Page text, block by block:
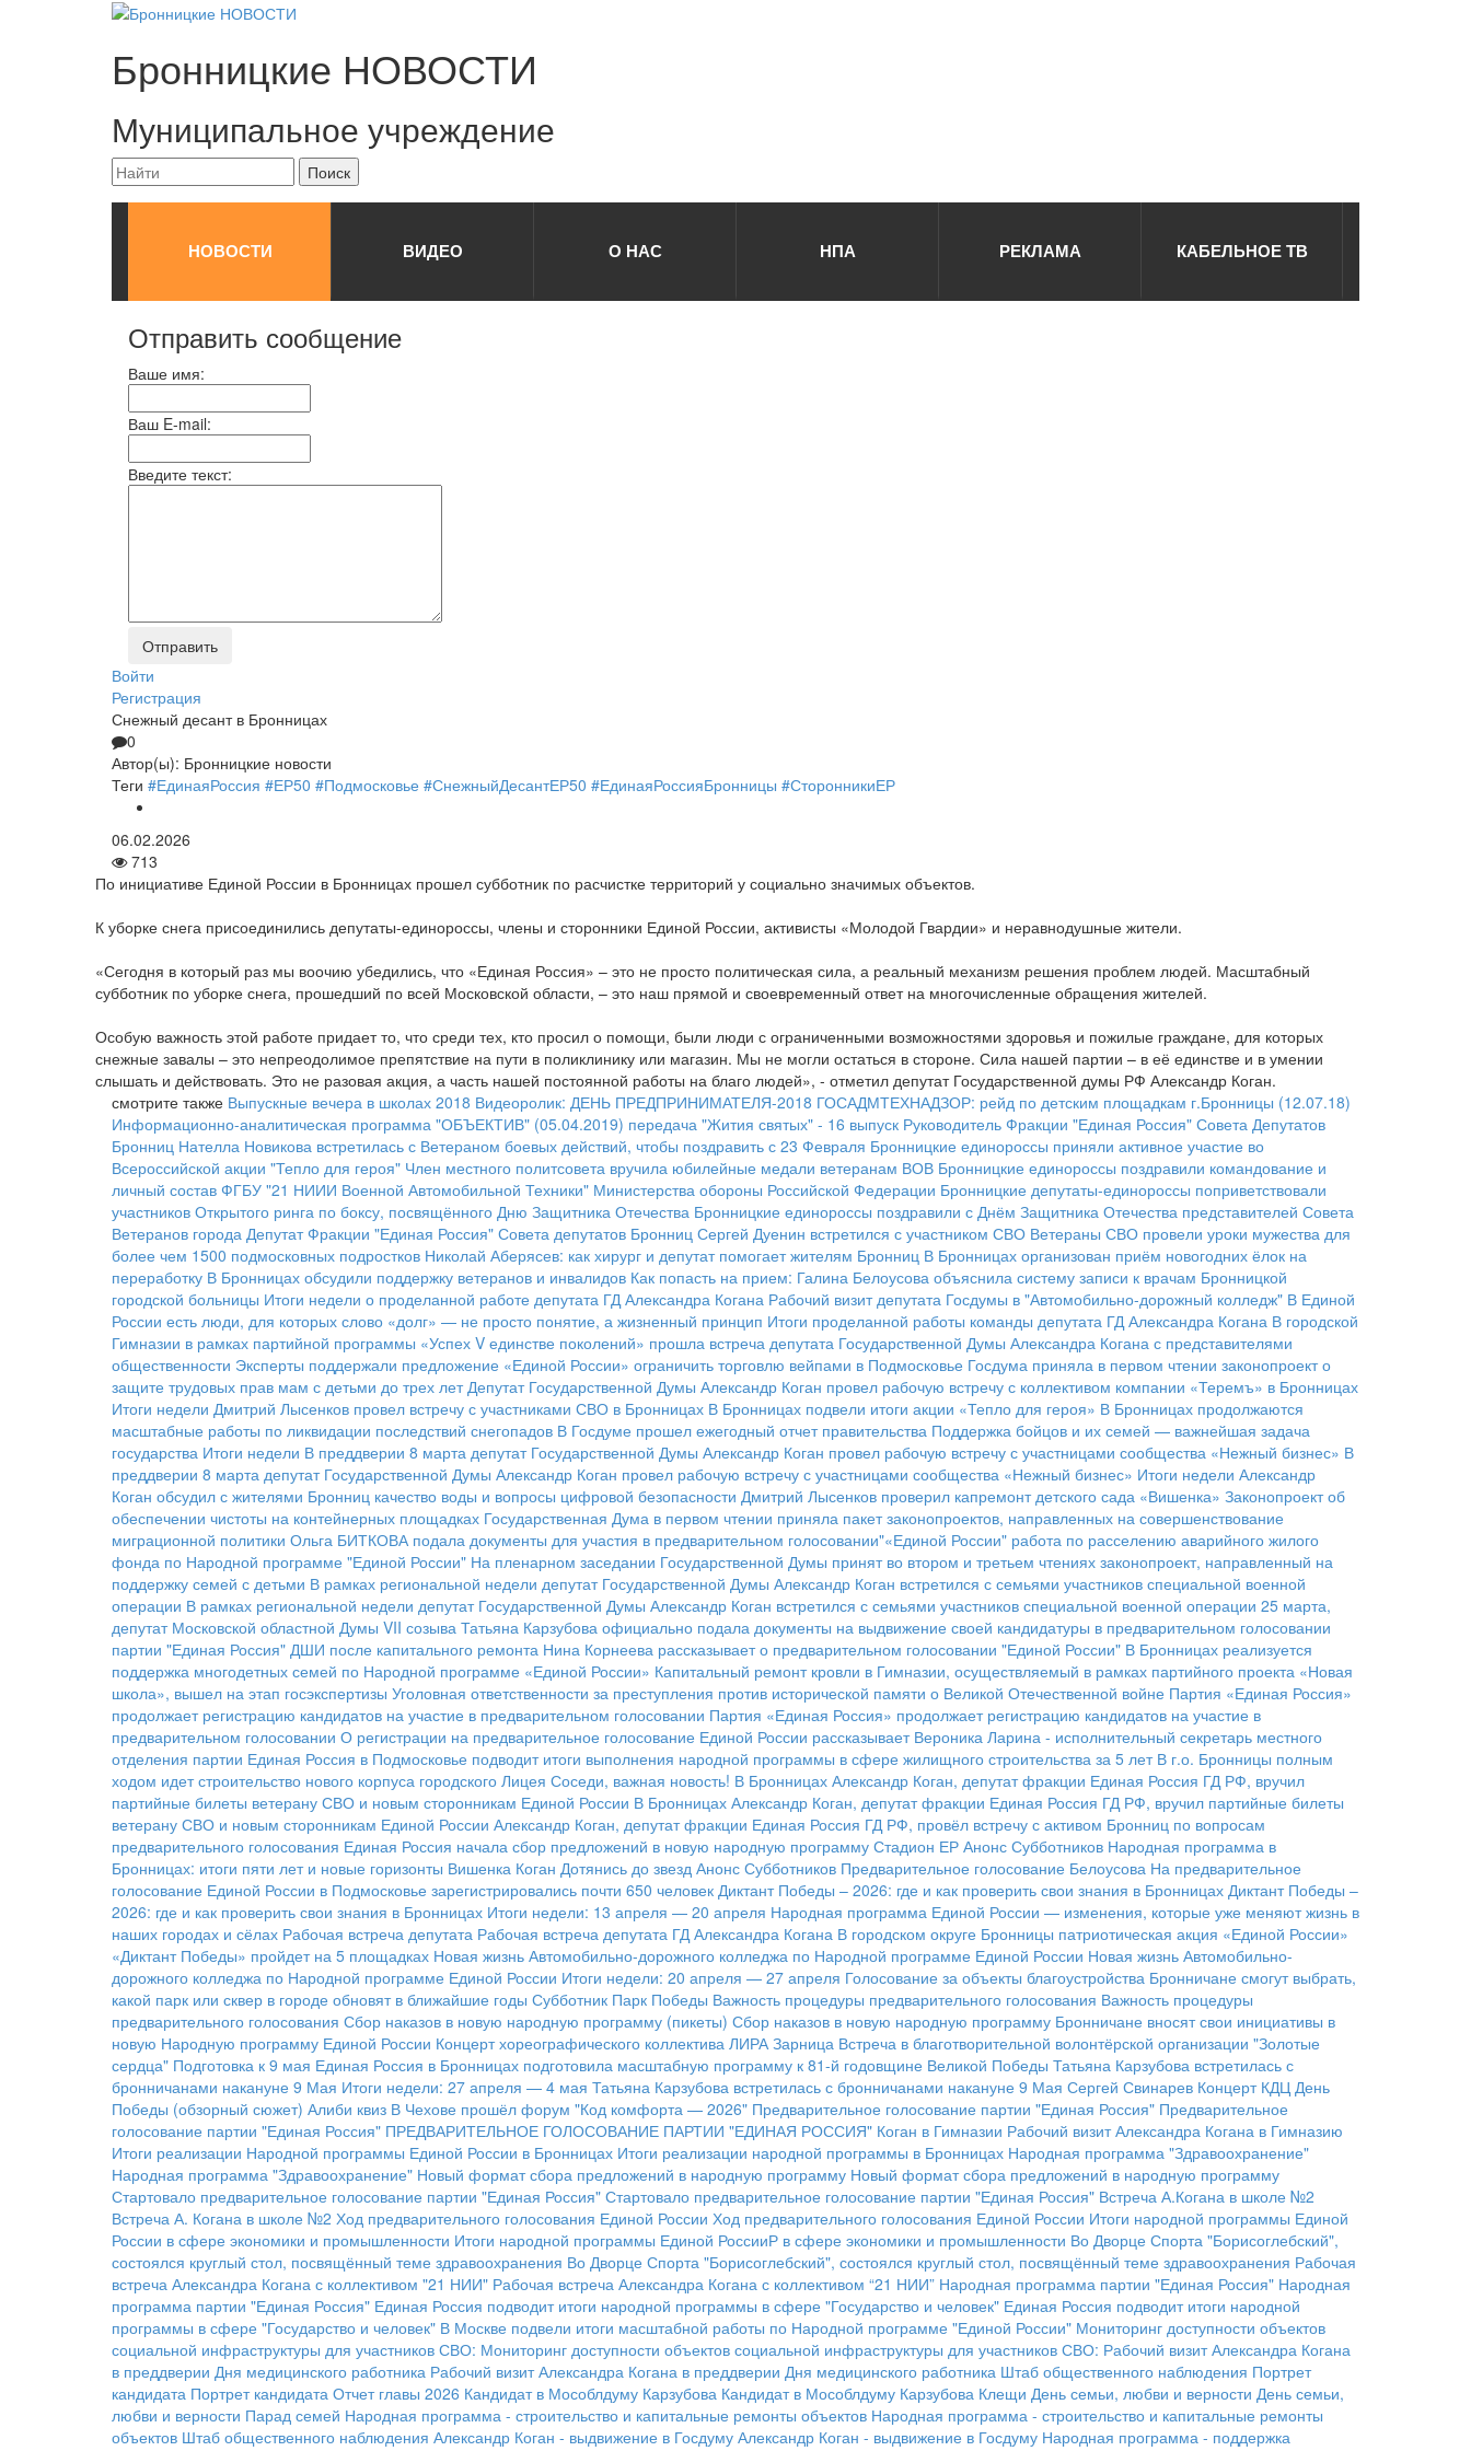
Бронницкие НОВОСТИ
Муниципальное учреждение
НОВОСТИ ВИДЕО О НАС НПА РЕКЛАМА КАБЕЛЬНОЕ ТВ
Отправить сообщение
Ваше имя:
Ваш E-mail:
Введите текст:
Войти
Регистрация
Снежный десант в Бронницах
0
Автор(ы): Бронницкие новости
Теги #ЕдинаяРоссия #ЕР50 #Подмосковье #СнежныйДесантЕР50 #ЕдинаяРоссияБронницы #СторонникиЕР
06.02.2026
713
По инициативе Единой России в Бронницах прошел субботник по расчистке территорий у социально значимых объектов.
К уборке снега присоединились депутаты-единороссы, члены и сторонники Единой России, активисты «Молодой Гвардии» и неравнодушные жители.
«Сегодня в который раз мы воочию убедились, что «Единая Россия» – это не просто политическая сила, а реальный механизм решения проблем людей. Масштабный
субботник по уборке снега, прошедший по всей Московской области, – это наш прямой и своевременный ответ на многочисленные обращения жителей.
Особую важность этой работе придает то, что среди тех, кто просил о помощи, были люди с ограниченными возможностями здоровья и пожилые граждане, для которых
снежные завалы – это непреодолимое препятствие на пути в поликлинику или магазин. Мы не могли остаться в стороне. Сила нашей партии – в её единстве и в умении
слышать и действовать. Это не разовая акция, а часть нашей постоянной работы на благо людей», - отметил депутат Государственной думы РФ Александр Коган.
смотрите также Выпускные вечера в школах 2018 Видеоролик: ДЕНЬ ПРЕДПРИНИМАТЕЛЯ-2018 ГОСАДМТЕХНАДЗОР: рейд по детским площадкам г.Бронницы (12.07.18)
Информационно-аналитическая программа "ОБЪЕКТИВ" (05.04.2019) передача "Жития святых" - 16 выпуск Руководитель Фракции "Единая Россия" Совета Депутатов
Бронниц Нателла Новикова встретилась с Ветераном боевых действий, чтобы поздравить с 23 Февраля Бронницкие единороссы приняли активное участие во
Всероссийской акции "Тепло для героя" Член местного политсовета вручила юбилейные медали ветеранам ВОВ Бронницкие единороссы поздравили командование и
личный состав ФГБУ "21 НИИИ Военной Автомобильной Техники" Министерства обороны Российской Федерации Бронницкие депутаты-единороссы поприветствовали
участников Открытого ринга по боксу, посвящённого Дню Защитника Отечества Бронницкие единороссы поздравили с Днём Защитника Отечества представителей Совета
Ветеранов города Депутат Фракции "Единая Россия" Совета депутатов Бронниц Сергей Дуенин встретился с участником СВО Ветераны СВО провели уроки мужества для
более чем 1500 подмосковных подростков Николай Аберясев: как хирург и депутат помогает жителям Бронниц В Бронницах организован приём новогодних ёлок на
переработку В Бронницах обсудили поддержку ветеранов и инвалидов Как попасть на прием: Галина Белоусова объяснила систему записи к врачам Бронницкой
городской больницы Итоги недели о проделанной работе депутата ГД Александра Когана Рабочий визит депутата Госдумы в "Автомобильно-дорожный колледж" В Единой
России есть люди, для которых слово «долг» — не просто понятие, а жизненный принцип Итоги проделанной работы команды депутата ГД Александра Когана В городской
Гимназии в рамках партийной программы «Успех V единстве поколений» прошла встреча депутата Государственной Думы Александра Когана с представителями
общественности Эксперты поддержали предложение «Единой России» ограничить торговлю вейпами в Подмосковье Госдума приняла в первом чтении законопроект о
защите трудовых прав мам с детьми до трех лет Депутат Государственной Думы Александр Коган провел рабочую встречу с коллективом компании «Теремъ» в Бронницах
Итоги недели Дмитрий Лысенков провел встречу с участниками СВО в Бронницах В Бронницах подвели итоги акции «Тепло для героя» В Бронницах продолжаются
масштабные работы по ликвидации последствий снегопадов В Госдуме прошел ежегодный отчет правительства Поддержка бойцов и их семей — важнейшая задача
государства Итоги недели В преддверии 8 марта депутат Государственной Думы Александр Коган провел рабочую встречу с участницами сообщества «Нежный бизнес» В
преддверии 8 марта депутат Государственной Думы Александр Коган провел рабочую встречу с участницами сообщества «Нежный бизнес» Итоги недели Александр
Коган обсудил с жителями Бронниц качество воды и вопросы цифровой безопасности Дмитрий Лысенков проверил капремонт детского сада «Вишенка» Законопроект об
обеспечении чистоты на контейнерных площадках Государственная Дума в первом чтении приняла пакет законопроектов, направленных на совершенствование
миграционной политики Ольга БИТКОВА подала документы для участия в предварительном голосовании"«Единой России" работа по расселению аварийного жилого
фонда по Народной программе "Единой России" На пленарном заседании Государственной Думы принят во втором и третьем чтениях законопроект, направленный на
поддержку семей с детьми В рамках региональной недели депутат Государственной Думы Александр Коган встретился с семьями участников специальной военной
операции В рамках региональной недели депутат Государственной Думы Александр Коган встретился с семьями участников специальной военной операции 25 марта,
депутат Московской областной Думы VII созыва Татьяна Карзубова официально подала документы на выдвижение своей кандидатуры в предварительном голосовании
партии "Единая Россия" ДШИ после капитального ремонта Нина Корнеева рассказывает о предварительном голосовании "Единой России" В Бронницах реализуется
поддержка многодетных семей по Народной программе «Единой России» Капитальный ремонт кровли в Гимназии, осуществляемый в рамках партийного проекта «Новая
школа», вышел на этап госэкспертизы Уголовная ответственности за преступления против исторической памяти о Великой Отечественной войне Партия «Единая Россия»
продолжает регистрацию кандидатов на участие в предварительном голосовании Партия «Единая Россия» продолжает регистрацию кандидатов на участие в
предварительном голосовании О регистрации на предварительное голосование Единой России рассказывает Вероника Ларина - исполнительный секретарь местного
отделения партии Единая Россия в Подмосковье подводит итоги выполнения народной программы в сфере жилищного строительства за 5 лет В г.о. Бронницы полным
ходом идет строительство нового корпуса городского Лицея Соседи, важная новость! В Бронницах Александр Коган, депутат фракции Единая Россия ГД РФ, вручил
партийные билеты ветерану СВО и новым сторонникам Единой России В Бронницах Александр Коган, депутат фракции Единая Россия ГД РФ, вручил партийные билеты
ветерану СВО и новым сторонникам Единой России Александр Коган, депутат фракции Единая Россия ГД РФ, провёл встречу с активом Бронниц по вопросам
предварительного голосования Единая Россия начала сбор предложений в новую народную программу Стадион ЕР Анонс Субботников Народная программа в
Бронницах: итоги пяти лет и новые горизонты Вишенка Коган Дотянись до звезд Анонс Субботников Предварительное голосование Белоусова На предварительное
голосование Единой России в Подмосковье зарегистрировались почти 650 человек Диктант Победы – 2026: где и как проверить свои знания в Бронницах Диктант Победы –
2026: где и как проверить свои знания в Бронницах Итоги недели: 13 апреля — 20 апреля Народная программа Единой России — изменения, которые уже меняют жизнь в
наших городах и сёлах Рабочая встреча депутата Рабочая встреча депутата ГД Александра Когана В городском округе Бронницы патриотическая акция «Единой России»
«Диктант Победы» пройдет на 5 площадках Новая жизнь Автомобильно-дорожного колледжа по Народной программе Единой России Новая жизнь Автомобильно-
дорожного колледжа по Народной программе Единой России Итоги недели: 20 апреля — 27 апреля Голосование за объекты благоустройства Бронничане смогут выбрать,
какой парк или сквер в городе обновят в ближайшие годы Субботник Парк Победы Важность процедуры предварительного голосования Важность процедуры
предварительного голосования Сбор наказов в новую народную программу (пикеты) Сбор наказов в новую народную программу Бронничане вносят свои инициативы в
новую Народную программу Единой России Концерт хореографического коллектива ЛИРА Зарница Встреча в благотворительной волонтёрской организации "Золотые
сердца" Подготовка к 9 мая Единая Россия в Бронницах подготовила масштабную программу к 81-й годовщине Великой Победы Татьяна Карзубова встретилась с
бронничанами накануне 9 Мая Итоги недели: 27 апреля — 4 мая Татьяна Карзубова встретилась с бронничанами накануне 9 Мая Сергей Свинарев Концерт КДЦ День
Победы (обзорный сюжет) Алиби квиз В Чехове прошёл форум "Код комфорта — 2026" Предварительное голосование партии "Единая Россия" Предварительное
голосование партии "Единая Россия" ПРЕДВАРИТЕЛЬНОЕ ГОЛОСОВАНИЕ ПАРТИИ "ЕДИНАЯ РОССИЯ" Коган в Гимназии Рабочий визит Александра Когана в Гимназию
Итоги реализации Народной программы Единой России в Бронницах Итоги реализации народной программы в Бронницах Народная программа "Здравоохранение"
Народная программа "Здравоохранение" Новый формат сбора предложений в народную программу Новый формат сбора предложений в народную программу
Стартовало предварительное голосование партии "Единая Россия" Стартовало предварительное голосование партии "Единая Россия" Встреча А.Когана в школе №2
Встреча А. Когана в школе №2 Ход предварительного голосования Единой России Ход предварительного голосования Единой России Итоги народной программы Единой
России в сфере экономики и промышленности Итоги народной программы Единой РоссииР в сфере экономики и промышленности Во Дворце Спорта "Борисоглебский",
состоялся круглый стол, посвящённый теме здравоохранения Во Дворце Спорта "Борисоглебский", состоялся круглый стол, посвящённый теме здравоохранения Рабочая
встреча Александра Когана с коллективом "21 НИИ" Рабочая встреча Александра Когана с коллективом “21 НИИ” Народная программа партии "Единая Россия" Народная
программа партии "Единая Россия" Единая Россия подводит итоги народной программы в сфере "Государство и человек" Единая Россия подводит итоги народной
программы в сфере "Государство и человек" В Москве подвели итоги масштабной работы по Народной программе "Единой России" Мониторинг доступности объектов
социальной инфраструктуры для участников СВО: Мониторинг доступности объектов социальной инфраструктуры для участников СВО: Рабочий визит Александра Когана
в преддверии Дня медицинского работника Рабочий визит Александра Когана в преддверии Дня медицинского работника Штаб общественного наблюдения Портрет
кандидата Портрет кандидата Отчет главы 2026 Кандидат в Мособлдуму Карзубова Кандидат в Мособлдуму Карзубова Клещи День семьи, любви и верности День семьи,
любви и верности Парад семей Народная программа - строительство и капитальные ремонты объектов Народная программа - строительство и капитальные ремонты
объектов Штаб общественного наблюдения Александр Коган - выдвижение в Госдуму Александр Коган - выдвижение в Госдуму Народная программа - поддержка